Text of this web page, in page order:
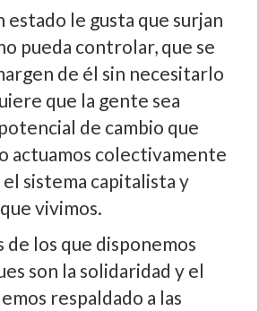
estado le gusta que surjan
pueda controlar, que se
de él sin necesitarlo
que la gente sea
de cambio que
actuamos colectivamente
sistema capitalista y
vivimos.
de los que disponemos
son la solidaridad y el
respaldado a las